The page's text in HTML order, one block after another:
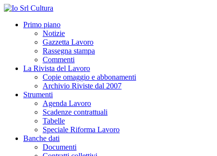
Primo piano
Notizie
Gazzetta Lavoro
Rassegna stampa
Commenti
La Rivista del Lavoro
Copie omaggio e abbonamenti
Archivio Riviste dal 2007
Strumenti
Agenda Lavoro
Scadenze contrattuali
Tabelle
Speciale Riforma Lavoro
Banche dati
Documenti